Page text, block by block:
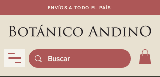
ENVÍOS A TODO EL PAÍS